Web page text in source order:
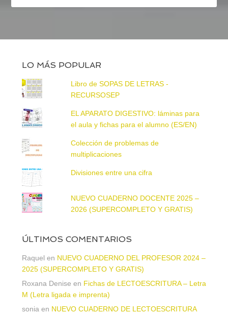
LO MÁS POPULAR
Libro de SOPAS DE LETRAS -
RECURSOSEP
EL APARATO DIGESTIVO: láminas para
el aula y fichas para el alumno (ES/EN)
Colección de problemas de
multiplicaciones
Divisiones entre una cifra
NUEVO CUADERNO DOCENTE 2025 –
2026 (SUPERCOMPLETO Y GRATIS)
ÚLTIMOS COMENTARIOS
Raquel en NUEVO CUADERNO DEL PROFESOR 2024 –
2025 (SUPERCOMPLETO Y GRATIS)
Roxana Denise en Fichas de LECTOESCRITURA – Letra
M (Letra ligada e imprenta)
sonia en NUEVO CUADERNO DE LECTOESCRITURA